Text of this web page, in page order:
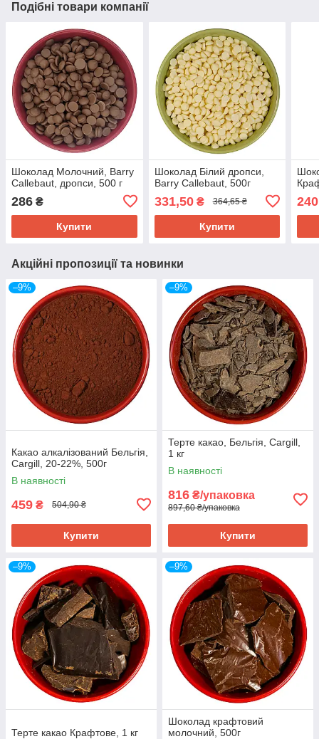
Подібні товари компанії
Шоколад Молочний, Barry
Callebaut, дропси, 500 г
286 ₴
Купити
Шоколад Білий дропси,
Barry Callebaut, 500г
331,50₴ 364,65 ₴
Купити
240
Акційні пропозиції та новинки
–9%
Какао алкалізований Бельгія,
Cargill, 20-22%, 500г
В наявності
459 ₴ 504,90 ₴
Купити
–9%
Терте какао, Бельгія, Cargill,
1 кг
В наявності
816 ₴/упаковка
897,60 ₴/упаковка
Купити
–9%
Терте какао Крафтове, 1 кг
–9%
Шоколад крафтовий
молочний, 500г